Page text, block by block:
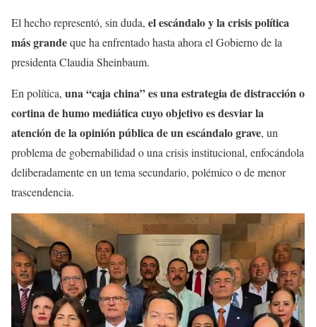
El hecho representó, sin duda, el escándalo y la crisis política
más grandeque ha enfrentado hasta ahora el Gobierno de la
presidenta Claudia Sheinbaum.
En política, una “caja china” es una estrategia de distracción o
cortina de humo mediática cuyo objetivo es desviar la
atención de la opinión pública de un escándalo grave, un
problema de gobernabilidad o una crisis institucional, enfocándola
deliberadamente en un tema secundario, polémico o de menor
trascendencia.